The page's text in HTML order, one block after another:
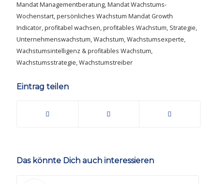
Mandat Managementberatung,Mandat Wachstums-
Wochenstart,persönliches Wachstum Mandat Growth
Indicator,profitabel wachsen,profitables Wachstum, Strategie,
Unternehmenswachstum,Wachstum,Wachstumsexperte,
Wachstumsintelligenz & profitables Wachstum,
Wachstumsstrategie,Wachstumstreiber
Eintrag teilen
Das könnte Dich auch interessieren